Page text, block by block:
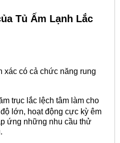
Tủ Ấm Lạnh Lắc
xác có cả chức năng rung
trục lắc lệch tâm làm cho
lớn, hoạt động cực kỳ êm
ứng những nhu cầu thử